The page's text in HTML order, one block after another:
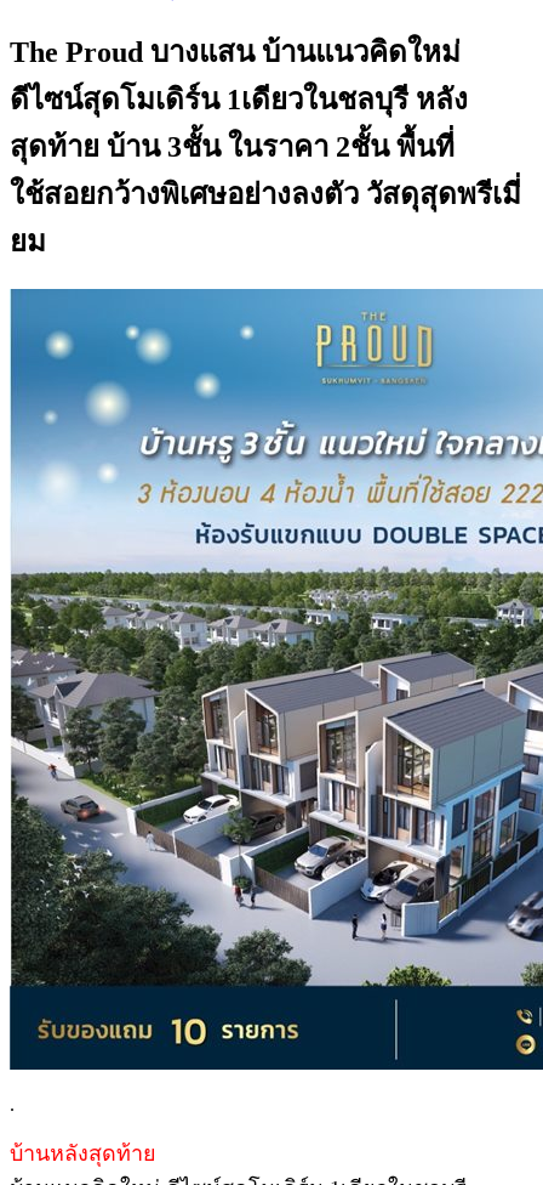
The Proud บางแสน บ้านแนวคิดใหม่
ดีไซน์สุดโมเดิร์น 1เดียวในชลบุรี หลัง
สุดท้าย บ้าน 3ชั้น ในราคา 2ชั้น พื้นที่
ใช้สอยกว้างพิเศษอย่างลงตัว วัสดุสุดพรีเมี่
ยม
.
บ้านหลังสุดท้าย